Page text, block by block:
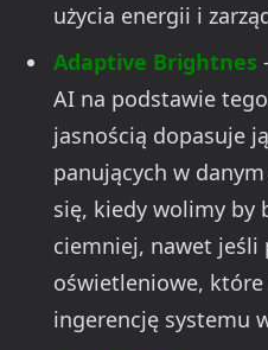
użycia energii i
Adaptive Brightnes
AI na podstawie
jasnością dopasuje
panujących w
się, kiedy wolimy by
ciemniej, nawet jeśli
oświetleniowe, które
ingerencję systemu